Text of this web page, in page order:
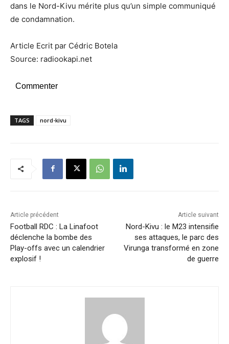
dans le Nord-Kivu mérite plus qu’un simple communiqué
de condamnation.
Article Ecrit par Cédric Botela
Source: radiookapi.net
Commenter
TAGS nord-kivu
Article précédent
Football RDC : La Linafoot
déclenche la bombe des
Play-offs avec un calendrier
explosif !
Article suivant
Nord-Kivu : le M23 intensifie
ses attaques, le parc des
Virunga transformé en zone
de guerre